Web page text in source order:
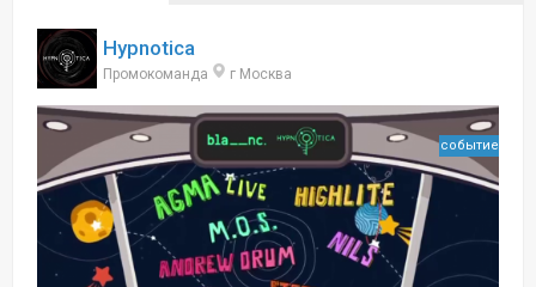
Hypnotica
Промокоманда г Москва
событие